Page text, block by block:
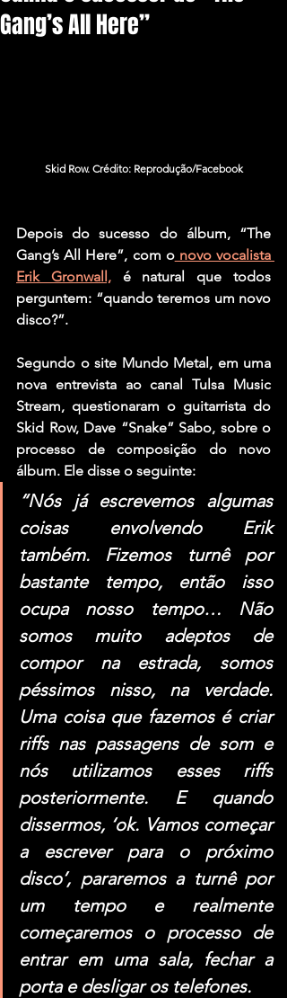
Gang’s All Here”
Skid Row. Crédito: Reprodução/Facebook
Depois do sucesso do álbum, “The
Gang’s All Here”, com o
Erik Gronwall, é natural que todos
perguntem: “quando teremos um novo
disco?”.
Segundo o site Mundo Metal, em uma
nova entrevista ao canal Tulsa Music
Stream, questionaram o guitarrista do
Skid Row, Dave “Snake” Sabo, sobre o
processo de composição do novo
álbum. Ele disse o seguinte:
“Nós já escrevemos algumas
coisas envolvendo Erik
também. Fizemos turnê por
bastante tempo, então isso
ocupa nosso tempo… Não
somos muito adeptos de
compor na estrada, somos
péssimos nisso, na verdade.
Uma coisa que fazemos é criar
riffs nas passagens de som e
nós utilizamos esses riffs
posteriormente. E quando
dissermos, ‘ok. Vamos começar
a escrever para o próximo
disco’, pararemos a turnê por
um tempo e realmente
começaremos o processo de
entrar em uma sala, fechar a
porta e desligar os telefones.